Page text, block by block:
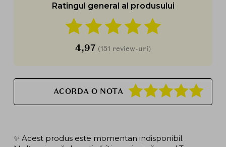
Ratingul general al produsului
4,97 (151 review-uri)
ACORDA O NOTA
✨ Acest produs este momentan indisponibil.